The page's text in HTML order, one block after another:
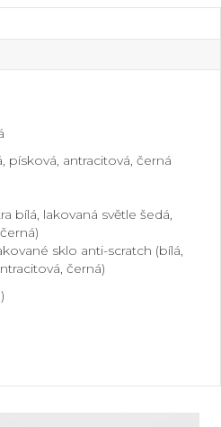
písková, antracitová, černá
bílá, lakovaná světle šedá,
sklo anti-scratch (bílá,
černá)